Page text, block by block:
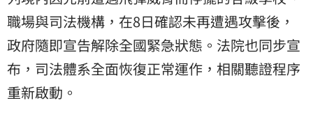
職場與司法機構，在8日確認未再遭遇攻擊後，
政府隨即宣告解除全國緊急狀態。法院也同步宣
布，司法體系全面恢復正常運作，相關聽證程序
重新啟動。